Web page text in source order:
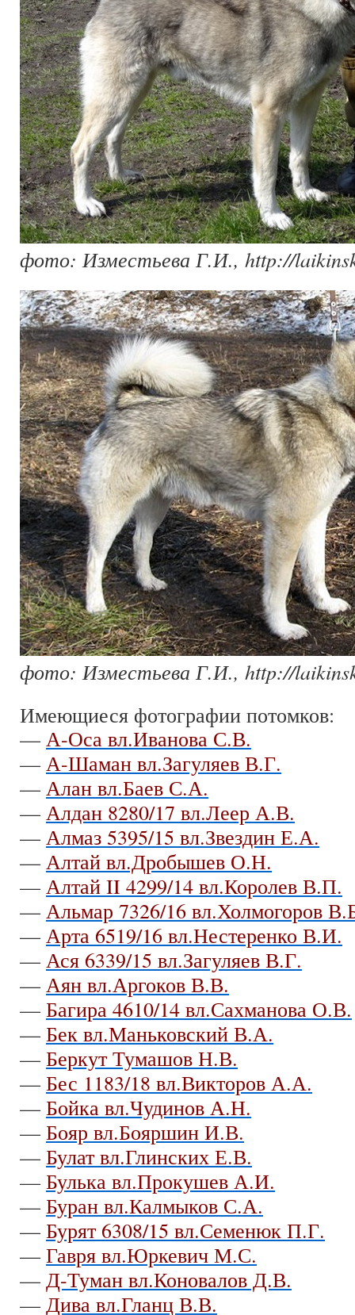
фото: Изместьева Г.И., http://
фото: Изместьева Г.И., http://
Имеющиеся фотографии потомков:
— А-Оса вл.Иванова С.В.
— А-Шаман вл.Загуляев В.Г.
— Алан вл.Баев С.А.
— Алдан 8280/17 вл.Леер А.В.
— Алмаз 5395/15 вл.Звездин Е.А.
— Алтай вл.Дробышев О.Н.
— Алтай II 4299/14 вл.Королев В.П.
— Альмар 7326/16 вл.Холмогоров
— Арта 6519/16 вл.Нестеренко В.И.
— Ася 6339/15 вл.Загуляев В.Г.
— Аян вл.Аргоков В.В.
— Багира 4610/14 вл.Сахманова О.В.
— Бек вл.Маньковский В.А.
— Беркут Тумашов Н.В.
— Бес 1183/18 вл.Викторов А.А.
— Бойка вл.Чудинов А.Н.
— Бояр вл.Бояршин И.В.
— Булат вл.Глинских Е.В.
— Булька вл.Прокушев А.И.
— Буран вл.Калмыков С.А.
— Бурят 6308/15 вл.Семенюк П.Г.
— Гавря вл.Юркевич М.С.
— Д-Туман вл.Коновалов Д.В.
— Дива вл.Гланц В.В.